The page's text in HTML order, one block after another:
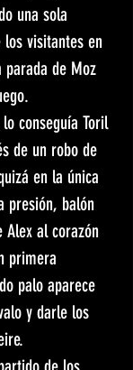
una sola
visitantes en
de Moz
conseguía Toril
de un robo de
en la única
presión, balón
Alex al corazón
primera
palo aparece
y darle los